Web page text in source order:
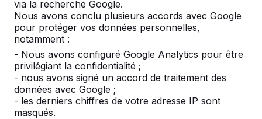
via la recherche Google.
Nous avons conclu plusieurs accords avec Google
pour protéger vos données personnelles,
notamment :
- Nous avons configuré Google Analytics pour être
privilégiant la confidentialité ;
- nous avons signé un accord de traitement des
données avec Google ;
- les derniers chiffres de votre adresse IP sont
masqués.
Nombre
Ajouter à la commande